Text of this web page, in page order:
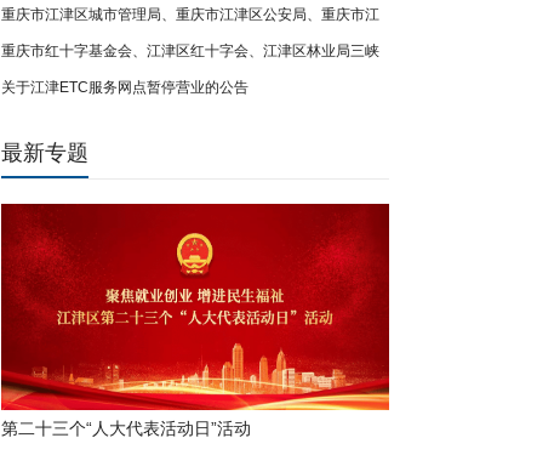
（南门路-卞家厅街段）临时交通管制通告
重庆市江津区城市管理局、重庆市江津区公安局、重庆市江
津区双福街道办事处关于开展共享电单车联合整治行动的公
告
重庆市红十字基金会、江津区红十字会、江津区林业局三峡
库尾防灾屏障计划公益项目募捐倡议
关于江津ETC服务网点暂停营业的公告
最新专题
第二十三个“人大代表活动日”活动